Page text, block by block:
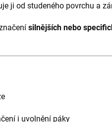
ji od studeného povrchu a
silnějších nebo
i uvolnění páky